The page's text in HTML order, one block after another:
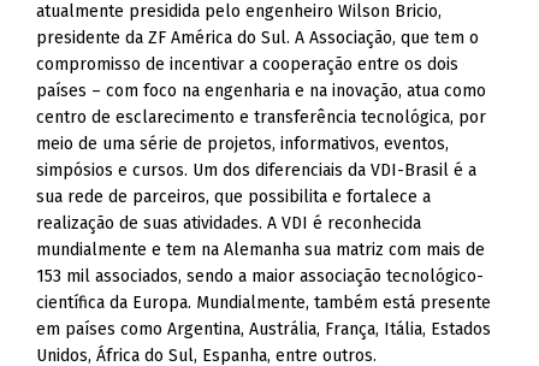
atualmente presidida pelo engenheiro Wilson Bricio,
presidente da ZF América do Sul. A Associação, que tem o
compromisso de incentivar a cooperação entre os dois
países – com foco na engenharia e na inovação, atua como
centro de esclarecimento e transferência tecnológica, por
meio de uma série de projetos, informativos, eventos,
simpósios e cursos. Um dos diferenciais da VDI-Brasil é a
sua rede de parceiros, que possibilita e fortalece a
realização de suas atividades. A VDI é reconhecida
mundialmente e tem na Alemanha sua matriz com mais de
153 mil associados, sendo a maior associação tecnológico-
científica da Europa. Mundialmente, também está presente
em países como Argentina, Austrália, França, Itália, Estados
Unidos, África do Sul, Espanha, entre outros.